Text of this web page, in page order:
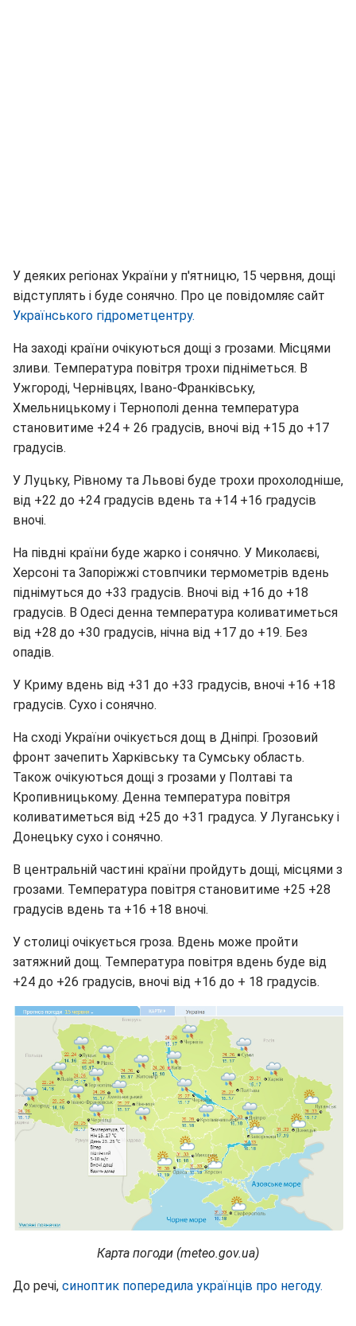
У деяких регіонах України у п'ятницю, 15 червня, дощі
відступлять і буде сонячно. Про це повідомляє сайт
Українського гідрометцентру.
На заході країни очікуються дощі з грозами. Місцями
зливи. Температура повітря трохи підніметься. В
Ужгороді, Чернівцях, Івано-Франківську,
Хмельницькому і Тернополі денна температура
становитиме +24 + 26 градусів, вночі від +15 до +17
градусів.
У Луцьку, Рівному та Львові буде трохи прохолодніше,
від +22 до +24 градусів вдень та +14 +16 градусів
вночі.
На півдні країни буде жарко і сонячно. У Миколаєві,
Херсоні та Запоріжжі стовпчики термометрів вдень
піднімуться до +33 градусів. Вночі від +16 до +18
градусів. В Одесі денна температура коливатиметься
від +28 до +30 градусів, нічна від +17 до +19. Без
опадів.
У Криму вдень від +31 до +33 градусів, вночі +16 +18
градусів. Сухо і сонячно.
На сході України очікується дощ в Дніпрі. Грозовий
фронт зачепить Харківську та Сумську область.
Також очікуються дощі з грозами у Полтаві та
Кропивницькому. Денна температура повітря
коливатиметься від +25 до +31 градуса. У Луганську і
Донецьку сухо і сонячно.
В центральній частині країни пройдуть дощі, місцями з
грозами. Температура повітря становитиме +25 +28
градусів вдень та +16 +18 вночі.
У столиці очікується гроза. Вдень може пройти
затяжний дощ. Температура повітря вдень буде від
+24 до +26 градусів, вночі від +16 до + 18 градусів.
Карта погоди (meteo.gov.ua)
До речі, синоптик попередила українців про негоду.